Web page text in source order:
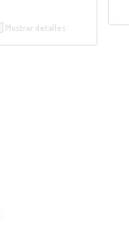
Mostrar detalles